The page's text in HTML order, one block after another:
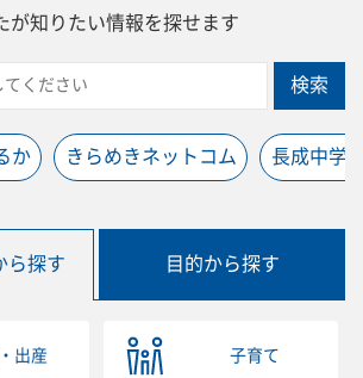
が知りたい情報を探せます
検索
か きらめきネットコム 長成中学
ら探す 目的から探す
出産 子育て